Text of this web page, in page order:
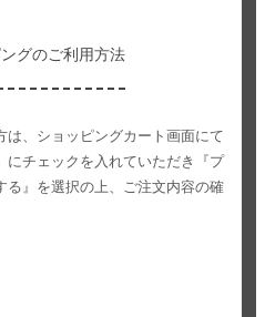
グのご利用方法
は、ショッピングカート画面にて
にチェックを入れていただき
『プ
る』を選択の上、ご注文内容の確